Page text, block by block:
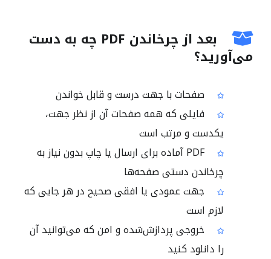
بعد از چرخاندن PDF چه به دست
می‌آورید؟
صفحات با جهت درست و قابل خواندن
فایلی که همه صفحات آن از نظر جهت،
یکدست و مرتب است
PDF آماده برای ارسال یا چاپ بدون نیاز به
چرخاندن دستی صفحه‌ها
جهت عمودی یا افقی صحیح در هر جایی که
لازم است
خروجی پردازش‌شده و امن که می‌توانید آن
را دانلود کنید